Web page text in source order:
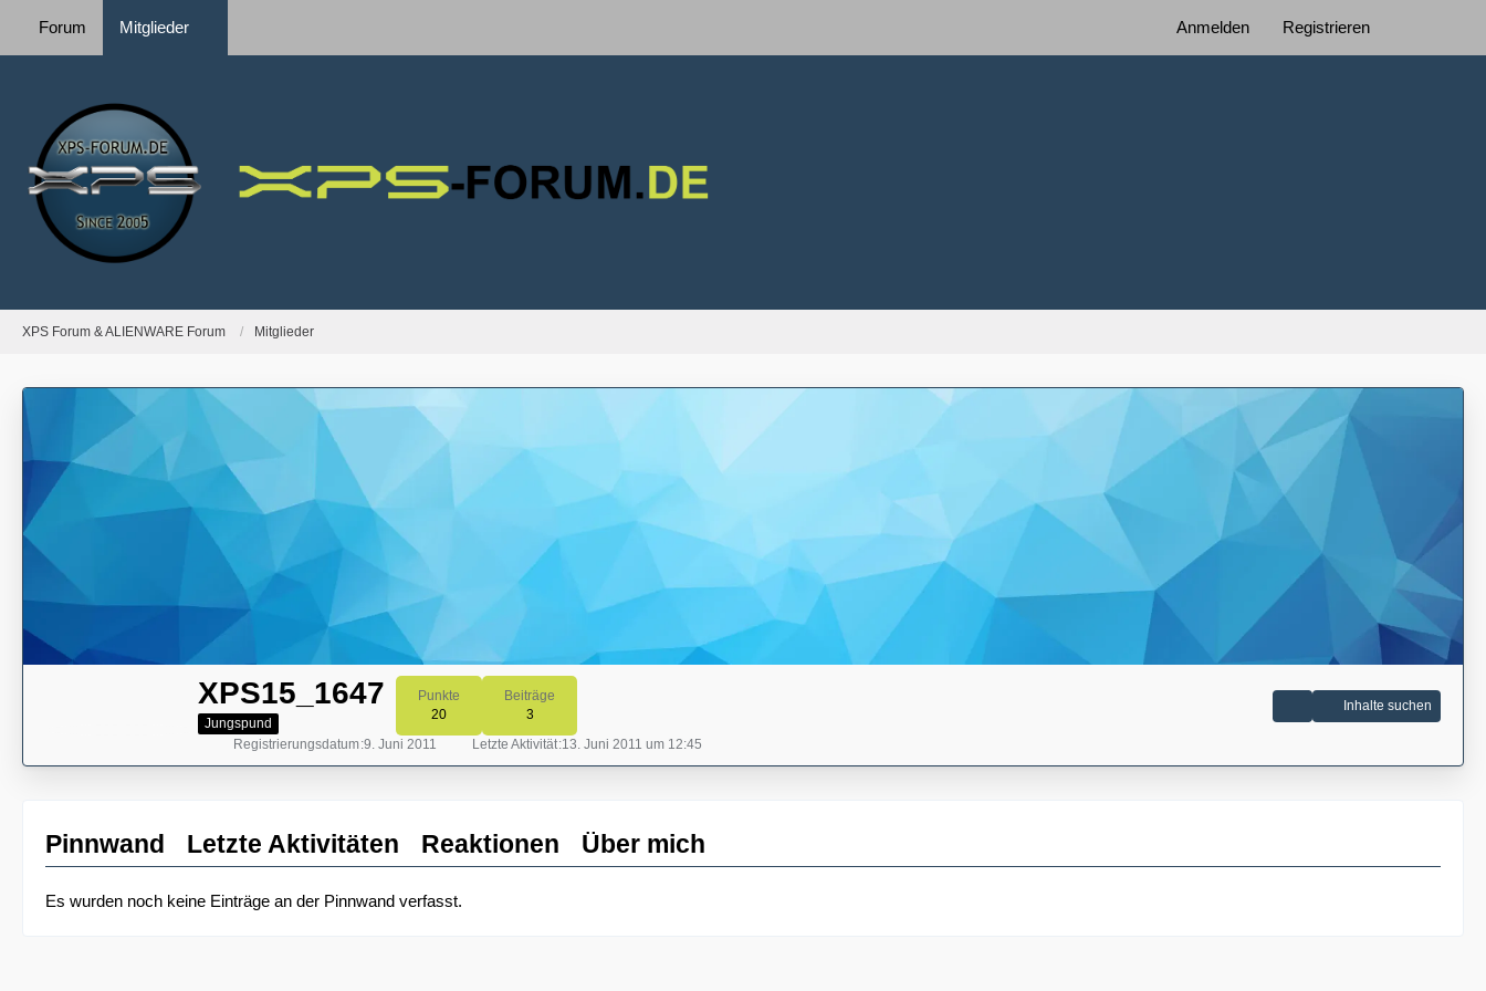
Forum Mitglieder Anmelden Registrieren
XPS Forum & ALIENWARE Forum Mitglieder
XPS15_1647
Jungspund
Punkte
20
Beiträge
3
Inhalte suchen
Registrierungsdatum 9. Juni 2011 Letzte Aktivität 13. Juni 2011 um 12:45
Pinnwand Letzte Aktivitäten Reaktionen Über mich
Es wurden noch keine Einträge an der Pinnwand verfasst.